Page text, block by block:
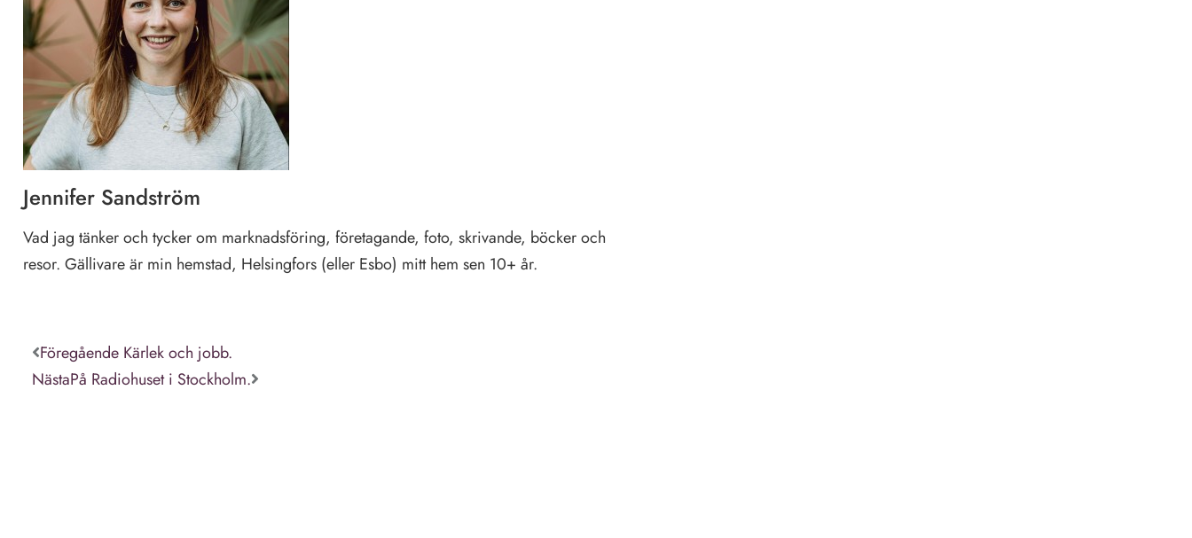
Jennifer Sandström
Vad jag tänker och tycker om marknadsföring, företagande, foto, skrivande, böcker och
resor. Gällivare är min hemstad, Helsingfors (eller Esbo) mitt hem sen 10+ år.
Föregående Kärlek och jobb.
NästaPå Radiohuset i Stockholm.